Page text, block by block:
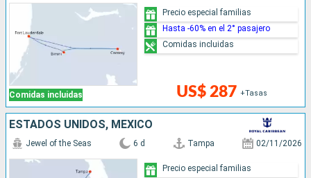
Comidas incluidas US$ 287 +Tasas
Precio especial familias
Hasta -60% en el 2° pasajero
Comidas incluidas
ESTADOS UNIDOS, MÉXICO
Jewel of the Seas 6 d Tampa 02/11/2026
Precio especial familias